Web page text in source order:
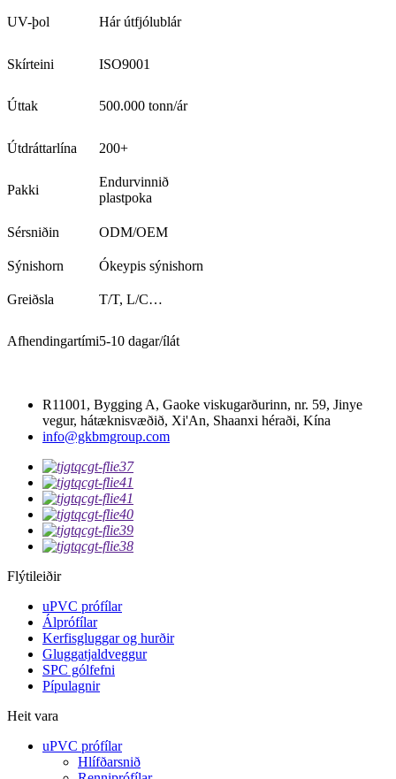
UV-þol Hár útfjólublár
Skírteini ISO9001
Úttak 500.000 tonn/ár
Útdráttarlína 200+
Pakki
Endurvinnið
plastpoka
Sérsniðin ODM/OEM
Sýnishorn Ókeypis sýnishorn
Greiðsla T/T, L/C…
Afhendingartími5-10 dagar/ílát
R11001, Bygging A, Gaoke viskugarðurinn, nr. 59, Jinye
vegur, hátæknisvæðið, Xi'An, Shaanxi héraði, Kína
info@gkbmgroup.com
Flýtileiðir
uPVC prófílar
Álprófílar
Kerfisgluggar og hurðir
Gluggatjaldveggur
SPC gólfefni
Pípulagnir
Heit vara
uPVC prófílar
Hlífðarsnið